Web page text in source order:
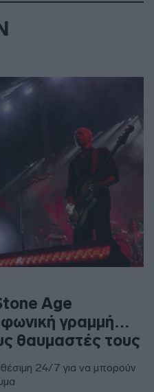
Age
γραμμή…
θαυμαστές τους
24/7 για να μπορούν